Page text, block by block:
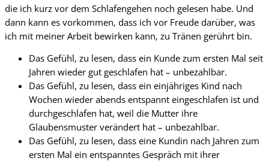
die ich kurz vor dem Schlafengehen noch gelesen habe. Und
dann kann es vorkommen, dass ich vor Freude darüber, was
ich mit meiner Arbeit bewirken kann, zu Tränen gerührt bin.
Das Gefühl, zu lesen, dass ein Kunde zum ersten Mal seit
Jahren wieder gut geschlafen hat – unbezahlbar.
Das Gefühl, zu lesen, dass ein einjähriges Kind nach
Wochen wieder abends entspannt eingeschlafen ist und
durchgeschlafen hat, weil die Mutter ihre
Glaubensmuster verändert hat – unbezahlbar.
Das Gefühl, zu lesen, dass eine Kundin nach Jahren zum
ersten Mal ein entspanntes Gespräch mit ihrer